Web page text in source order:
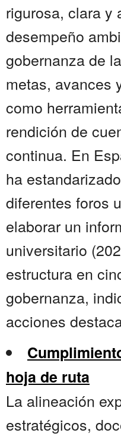
rigurosa, clara y
desempeño
gobernanza de
metas, avances
como
rendición de
continua. En
ha
diferentes foros
elaborar un
universitario
estructura en
gobernanza,
acciones
hoja de ruta
La alineación
estratégicos,